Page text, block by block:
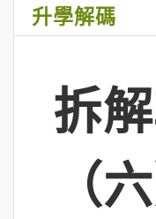
升學解碼
拆
（